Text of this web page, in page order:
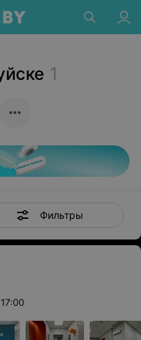
1
Фильтры